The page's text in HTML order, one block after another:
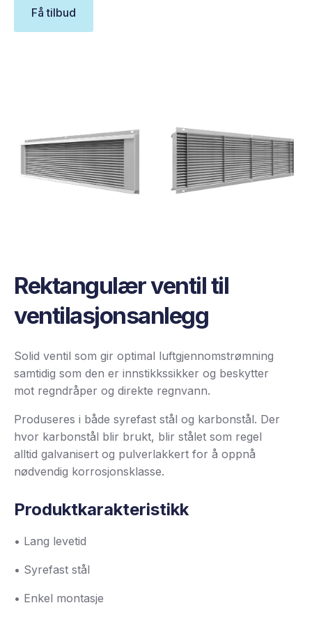
Få tilbud
Rektangulær ventil til
ventilasjonsanlegg
Solid ventil som gir optimal luftgjennomstrømning
samtidig som den er innstikkssikker og beskytter
mot regndråper og direkte regnvann.
Produseres i både syrefast stål og karbonstål. Der
hvor karbonstål blir brukt, blir stålet som regel
alltid galvanisert og pulverlakkert for å oppnå
nødvendig korrosjonsklasse.
Produktkarakteristikk
• Lang levetid
• Syrefast stål
• Enkel montasje